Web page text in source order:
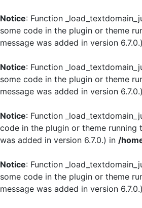
Notice: Function
some code in the plugin or theme
message was added in version
Notice: Function
some code in the plugin or theme
message was added in version
Notice: Function
code in the plugin or theme running
was added in version 6.7.0.) in /
Notice: Function
some code in the plugin or theme
message was added in version